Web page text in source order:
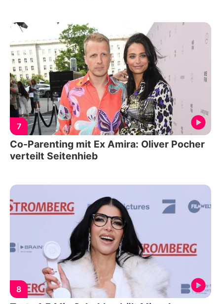
7
Co-Parenting mit Ex Amira: Oliver Pocher
verteilt Seitenhieb
8